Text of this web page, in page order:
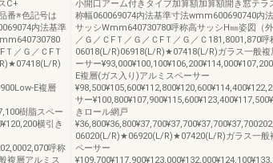
C+
番※色記号は
内法基準
Ｔ／Ｇ／ＣFＴ
R)
E複層
樹脂スペー
横引き
呼称
複層アルミス
小開口アーム付きタイプ加算額加算額開き窓テラ
称幅060069074内法基準寸法wmm600690740内
サッシWmm640730780呼称高サッシH㎜姿図（
／Ｇ／ＣFＴ／Ｇ／ＣFＴ／Ｇ／Ｃ181,8001,870呼
06018(L/R)06918(L/R)★07418(L/R)ガラス一般複
ーサー
E複層(ガス入り)アルミスペーサー
サー
きロール網戸
06020(L/R)★06920(L/R)★07420(L/R)ガラス一般
ペーサー